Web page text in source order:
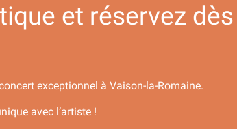
et réservez
exceptionnel à Vaison-la-Romaine.
avec l’artiste !